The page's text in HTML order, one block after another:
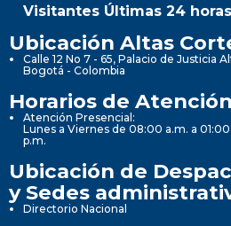
Visitantes Últimas 24
Ubicación Altas
Calle 12 No 7 - 65, Palacio de Justicia
Bogotá - Colombia
Horarios de
Atención Presencial:
Lunes a Viernes de 08:00 a.m. a
p.m.
Ubicación de
y Sedes
Directorio Nacional